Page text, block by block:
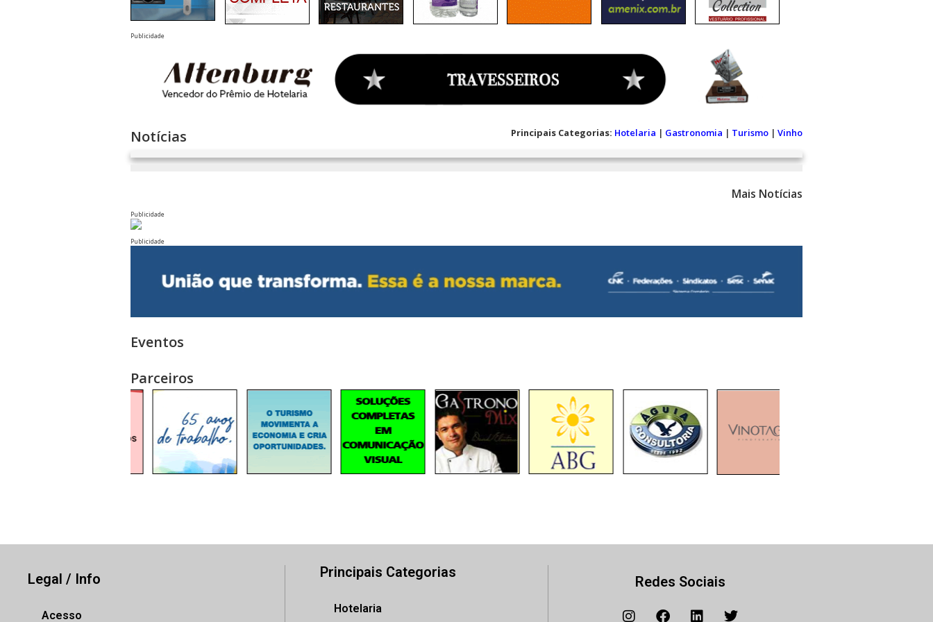
Publicidade
Notícias Principais Categorias: Hotelaria | Gastronomia | Turismo | Vinho
Mais Notícias
Publicidade
Publicidade
Eventos
Parceiros
Legal / Info
Acesso
Principais Categorias
Hotelaria
Redes Sociais